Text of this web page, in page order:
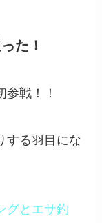
た！
戦！！
する羽目にな
グとエサ釣